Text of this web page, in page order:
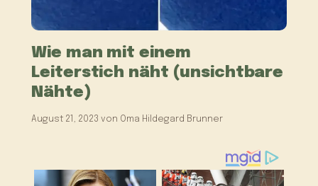
Wie man mit einem
Leiterstich näht (unsichtbare
Nähte)
August 21, 2023 von Oma Hildegard Brunner